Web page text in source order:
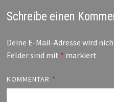
Schreibe einen
Deine E-Mail-Adresse wird
Felder sind mit * markiert
KOMMENTAR *